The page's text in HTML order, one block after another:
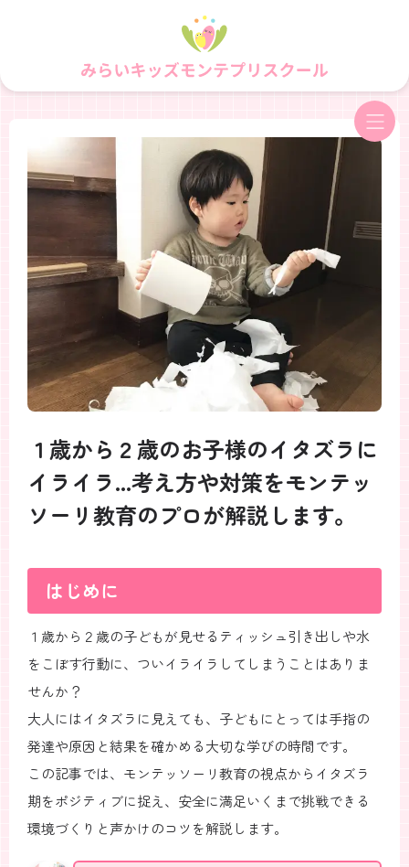
１歳から２歳のお子様のイタズラに
イライラ...考え方や対策をモンテッ
ソーリ教育のプロが解説します。
はじめに
１歳から２歳の子どもが見せるティッシュ引き出しや水
をこぼす行動に、ついイライラしてしまうことはありま
せんか？
大人にはイタズラに見えても、子どもにとっては手指の
発達や原因と結果を確かめる大切な学びの時間です。
この記事では、モンテッソーリ教育の視点からイタズラ
期をポジティブに捉え、安全に満足いくまで挑戦できる
環境づくりと声かけのコツを解説します。